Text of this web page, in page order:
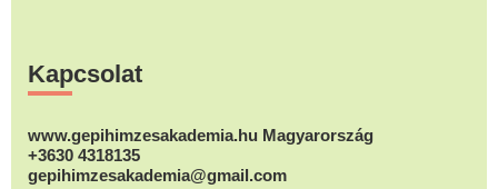
Kapcsolat
www.gepihimzesakademia.hu Magyarország
+3630 4318135
gepihimzesakademia@gmail.com